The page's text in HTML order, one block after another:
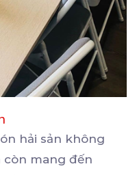
hải sản không
còn mang đến